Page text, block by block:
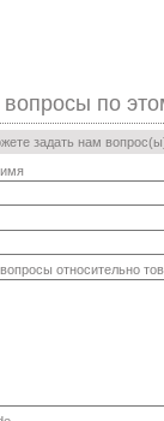
вопросы по
задать нам
относительно